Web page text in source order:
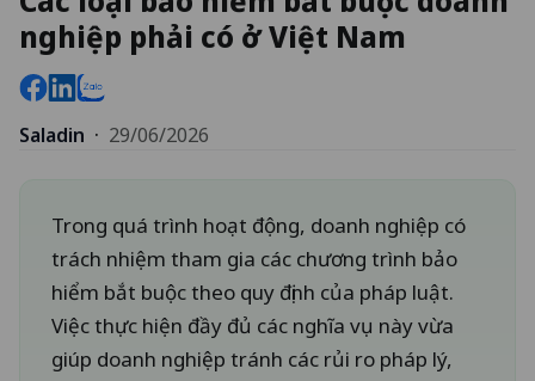
nghiệp phải có ở Việt Nam
Saladin · 29/06/2026
Trong quá trình hoạt động, doanh nghiệp có
trách nhiệm tham gia các chương trình bảo
hiểm bắt buộc theo quy định của pháp luật.
Việc thực hiện đầy đủ các nghĩa vụ này vừa
giúp doanh nghiệp tránh các rủi ro pháp lý,